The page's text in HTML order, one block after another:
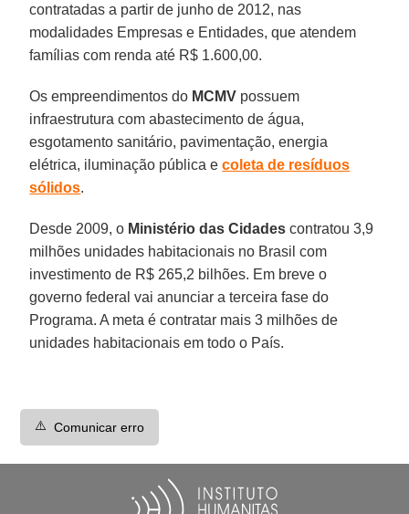
contratadas a partir de junho de 2012, nas
modalidades Empresas e Entidades, que atendem
famílias com renda até R$ 1.600,00.
Os empreendimentos do MCMV possuem
infraestrutura com abastecimento de água,
esgotamento sanitário, pavimentação, energia
elétrica, iluminação pública ecoleta de resíduos
sólidos.
Desde 2009, o Ministério das Cidades contratou 3,9
milhões unidades habitacionais no Brasil com
investimento de R$ 265,2 bilhões. Em breve o
governo federal vai anunciar a terceira fase do
Programa. A meta é contratar mais 3 milhões de
unidades habitacionais em todo o País.
⚠️ Comunicar erro